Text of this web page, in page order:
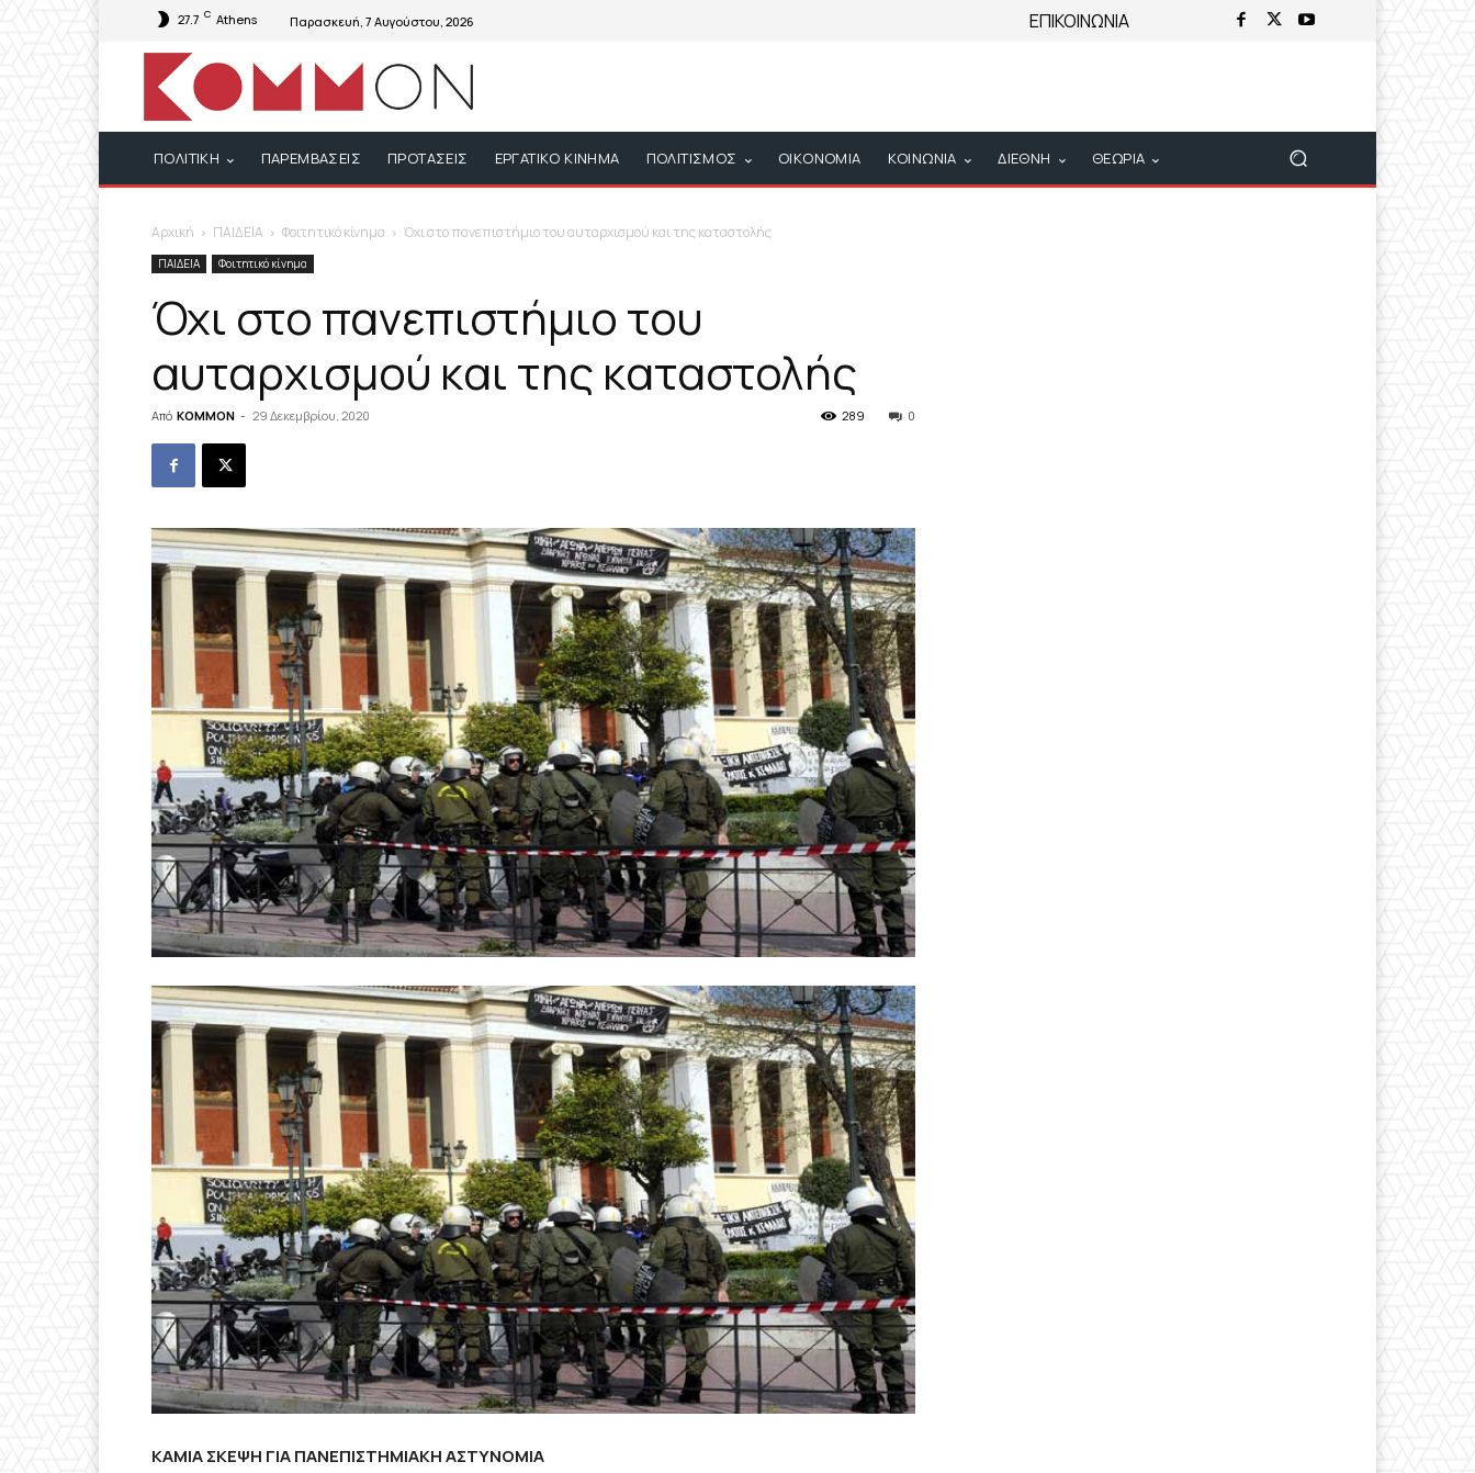
27.7 C Athens Παρασκευή, 7 Αυγούστου, 2026 ΕΠΙΚΟΙΝΩΝΙΑ
ΠΟΛΙΤΙΚΗ ΠΑΡΕΜΒΑΣΕΙΣ ΠΡΟΤΑΣΕΙΣ ΕΡΓΑΤΙΚΟ ΚΙΝΗΜΑ ΠΟΛΙΤΙΣΜΟΣ ΟΙΚΟΝΟΜΙΑ ΚΟΙΝΩΝΙΑ ΔΙΕΘΝΗ ΘΕΩΡΙΑ
Αρχική ΠΑΙΔΕΙΑ Φοιτητικό κίνημα Όχι στο πανεπιστήμιο του αυταρχισμού και της καταστολής
ΠΑΙΔΕΙΑ Φοιτητικό κίνημα
Όχι στο πανεπιστήμιο του
αυταρχισμού και της καταστολής
Από KOMMON - 29 Δεκεμβρίου, 2020 0
289
ΚΑΜΙΑ ΣΚΕΨΗ ΓΙΑ ΠΑΝΕΠΙΣΤΗΜΙΑΚΗ ΑΣΤΥΝΟΜΙΑ